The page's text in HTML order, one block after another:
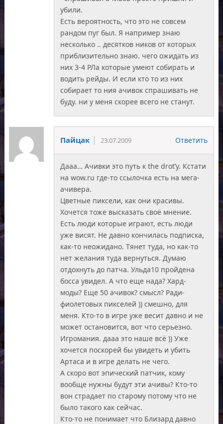
убили.
Есть вероятность, что это не совсем
рандом пуг был. Я например знаю
несколько .. десятков ников от которых
приблизительно знаю. чего ожидать из
них 3-4 РЛа которые умеют собирать и
водить рейды. И если кто то из них
собирает то ния ачивок спрашивать не
буду. ни у меня скорее всего не станут.
Пайцак 23.07.2009 Ответить
Дааа… Ачивки это путь к the drot’y. Кстати
на wow.ru где-то ссылочка есть на мега-
ачивера.
Цветные пиксели, как они красивы.
Хочется тоже высказать своё мнение.
Есть люди которые играют, есть люди
уже висят. Не давно кончилась подписка,
как-то неожидано. Тянет туда, но как-то
нет желания туда вернуться. Думаю
отдохнуть до патча. Ульда10 пройдена
босса увидел. А что еще нада? Хард-
моды? Еще 50 ачивок? смысл? Ради-
фиолетовых пикселей )) смешно, для
меня. Кто-то в игре уже весит давно и не
может остановится, вот что серьезно.
Игромания. дааа это наше всё )) Уже
хочется поскорей бы увидеть и убить
Артаса и в игре делать не чего.
А скоро вот эпический патчик, кому
вообще нужны будут эти ачивы? Кто-то
вон страдает по старому потому что не
было такого как сейчас.
Кто-то не понимает что Близард давно